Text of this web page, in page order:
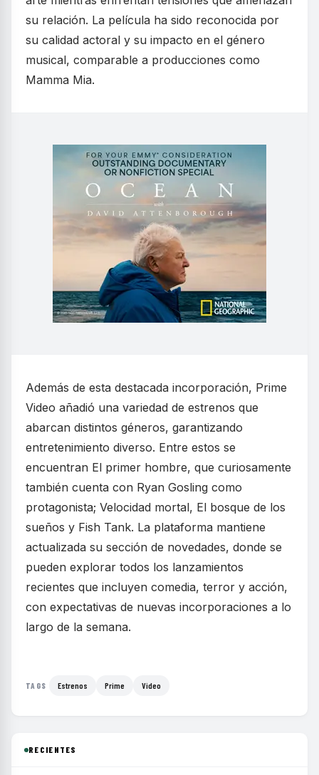
su relación. La película ha sido reconocida por
su calidad actoral y su impacto en el género
musical, comparable a producciones como
Mamma Mia.
Además de esta destacada incorporación, Prime
Video añadió una variedad de estrenos que
abarcan distintos géneros, garantizando
entretenimiento diverso. Entre estos se
encuentran El primer hombre, que curiosamente
también cuenta con Ryan Gosling como
protagonista; Velocidad mortal, El bosque de los
sueños y Fish Tank. La plataforma mantiene
actualizada su sección de novedades, donde se
pueden explorar todos los lanzamientos
recientes que incluyen comedia, terror y acción,
con expectativas de nuevas incorporaciones a lo
largo de la semana.
TAGS Estrenos Prime Video
RECIENTES